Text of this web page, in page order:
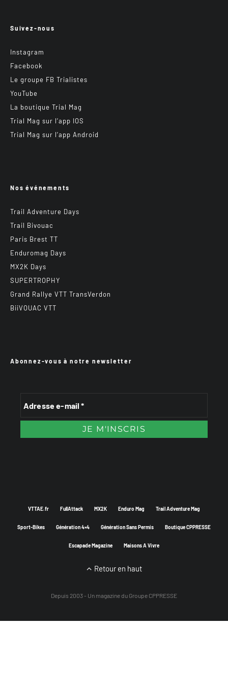
Suivez-nous
Instagram
Facebook
Le groupe FB Trialistes
YouTube
La boutique Trial Mag
Trial Mag sur l’app IOS
Trial Mag sur l’app Android
Nos événements
Trail Adventure Days
Trail Bivouac
Paris Brest TT
Enduromag Days
MX2K Days
SUPERTROPHY
Grand Rallye VTT TransVerdon
BiiVOUAC VTT
Abonnez-vous à notre newsletter
VTTAE.fr FullAttack MX2K Enduro Mag Trail Adventure Mag
Sport-Bikes Génération 4×4 Génération Sans Permis Boutique CPPRESSE
Escapade Magazine Maisons A Vivre
Retour en haut
Depuis 2003 - Un magazine du Groupe CPPRESSE